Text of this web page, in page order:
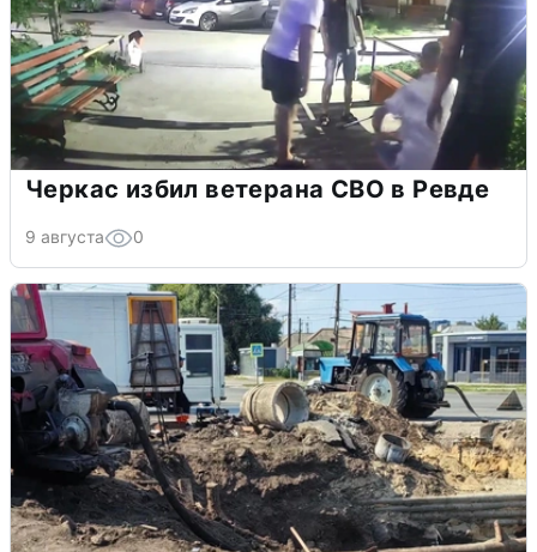
Черкас избил ветерана СВО в Ревде
9 августа 0